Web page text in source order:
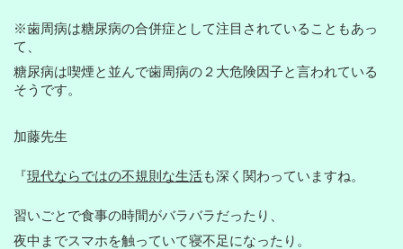
※歯周病は糖尿病の合併症として注目されていることもあっ
て、
糖尿病は喫煙と並んで歯周病の２大危険因子と言われている
そうです。
加藤先生
『現代ならではの不規則な生活も深く関わっていますね。
習いごとで食事の時間がバラバラだったり、
夜中までスマホを触っていて寝不足になったり。